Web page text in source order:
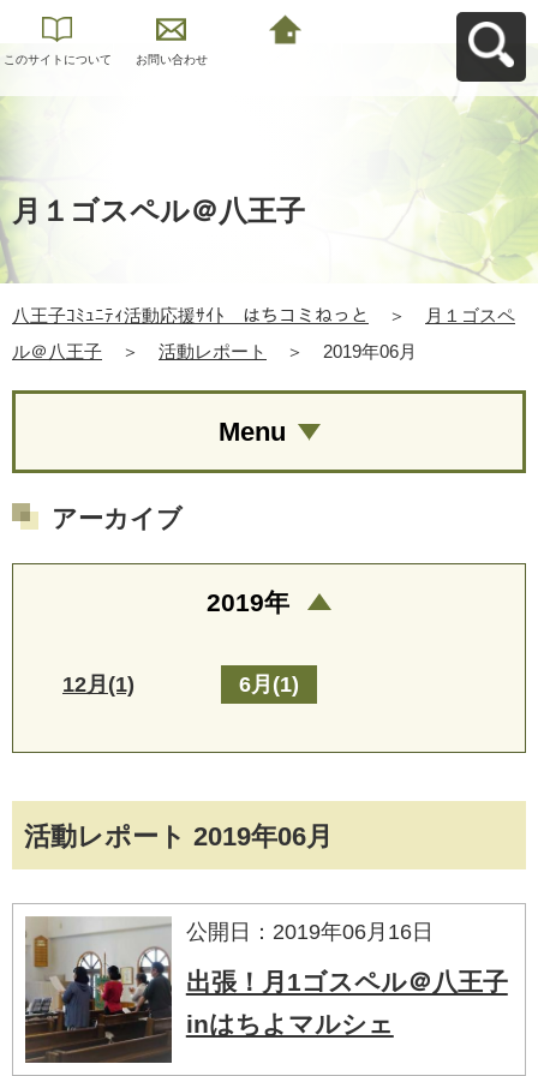
このサイトについて お問い合わせ
月１ゴスペル＠八王子
八王子ｺﾐｭﾆﾃｨ活動応援ｻｲﾄ はちコミねっと ＞
月１ゴスペ
ル＠八王子
＞ 活動レポート ＞ 2019年06月
活動レポート 2019年06月
公開日：2019年06月16日
出張！月1ゴスペル＠八王子
inはちよマルシェ
Menu
アーカイブ
2019年
12月(1) 6月(1)